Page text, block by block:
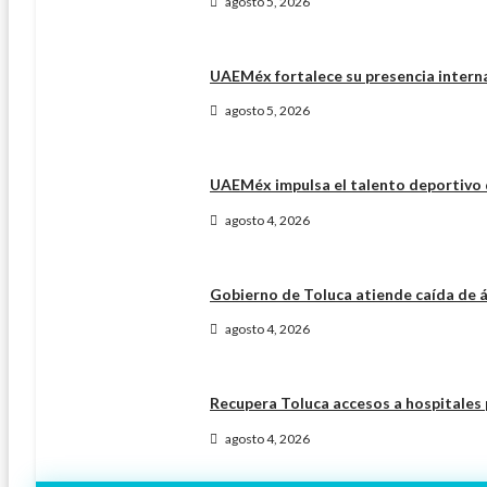
UAEMéx fortalece su presencia
agosto 5, 2026
UAEMéx impulsa el talento deportivo
agosto 4, 2026
Gobierno de Toluca atiende caída
agosto 4, 2026
Recupera Toluca accesos a
agosto 4, 2026